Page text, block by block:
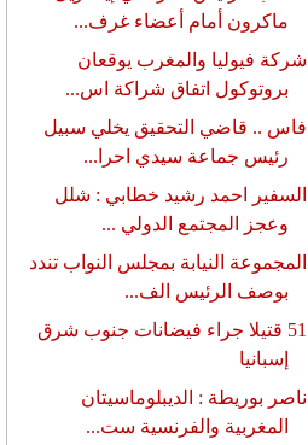
ماكرون أمام أعضاء غرف...
شركة فيوليا والمغرب يوقعان
بروتوكول اتفاق شراكة اس...
فاس .. قاضي التحقيق يخلي سبيل
رئيس جماعة سيدي احرا...
السفير احمد رشيد خطابي : شلل
وعجز المجتمع الدولي ...
المجموعة النيابة بمجلس النواب تندد
بوصف الرئيس الف...
51 قتيلا جراء فيضانات جنوب شرق
إسبانيا
ناصر بوريطة : الديبلوماسيتان
المغربية والفرنسية ست...